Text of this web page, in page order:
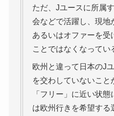
ただ、Jユースに所属
会などで活躍し、現地
あるいはオファーを受
ことではなくなってい
欧州と違って日本のJ
を交わしていないこと
「フリー」に近い状
は欧州行きを希望する